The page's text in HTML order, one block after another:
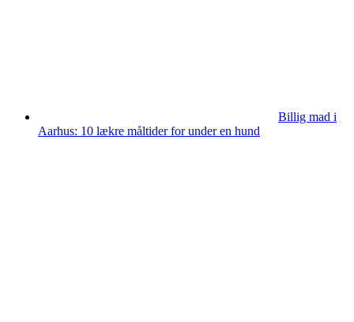
Billig mad i
Aarhus: 10 lækre måltider for under en hund